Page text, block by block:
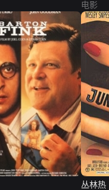
电影
丛林热